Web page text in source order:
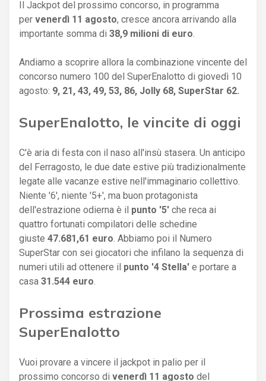
Il Jackpot del prossimo concorso, in programma
per venerdì 11 agosto, cresce ancora arrivando alla
importante somma di 38,9 milioni di euro
Andiamo a scoprire allora la combinazione vincente del
concorso numero 100 del SuperEnalotto di giovedì 10
agosto: 9, 21, 43, 49, 53, 86, Jolly 68, SuperStar 62.
SuperEnalotto, le vincite di oggi
C'è aria di festa con il naso all'insù stasera. Un anticipo
del Ferragosto, le due date estive più tradizionalmente
legate alle vacanze estive nell'immaginario collettivo.
Niente '6', niente '5+', ma buon protagonista
dell'estrazione odierna è il punto '5' che reca ai
quattro fortunati compilatori delle schedine
giuste 47.681,61 euro . Abbiamo poi il Numero
SuperStar con sei giocatori che infilano la sequenza di
numeri utili ad ottenere il punto '4 Stella' e portare a
casa 31.544 euro
Prossima estrazione
SuperEnalotto
Vuoi provare a vincere il jackpot in palio per il
prossimo concorso di venerdì 11 agosto del